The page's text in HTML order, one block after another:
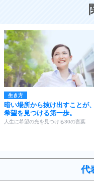
生き方
暗い場所から抜け出すことが、
希望を見つける第一歩。
人生に希望の光を見つける30の言葉
代